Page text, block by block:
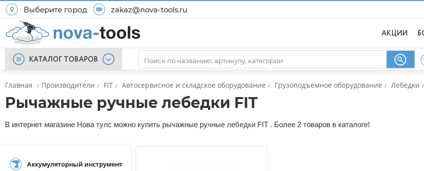
Выберите город zakaz@nova-tools.ru
АКЦИИ
КАТАЛОГ ТОВАРОВ
Главная / Производители / FIT / Автосервисное и складское оборудование / Грузоподъемное оборудование / Лебедки /
Рычажные ручные лебедки FIT
В интернет магазине Нова тулс можно купить рычажные ручные лебедки FIT . Более 2 товаров в каталоге!
Аккумуляторный инструмент